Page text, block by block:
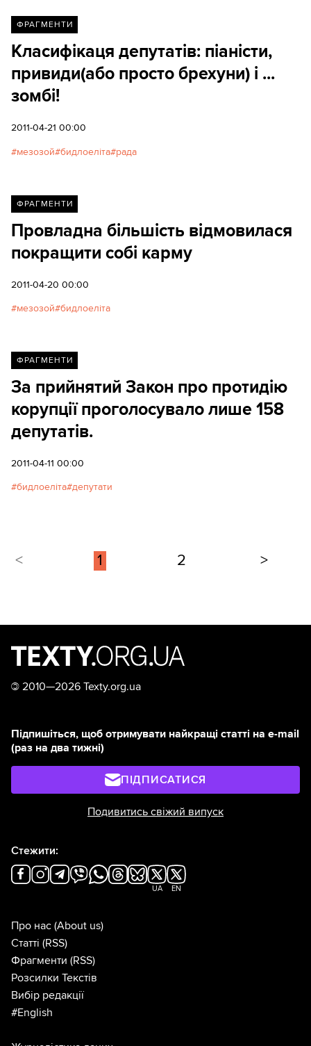
ФРАГМЕНТИ
Класифікаця депутатів: піаністи,
привиди(або просто брехуни) і ...
зомбі!
2011-04-21 00:00
мезозой бидлоеліта рада
ФРАГМЕНТИ
Провладна більшість відмовилася
покращити собі карму
2011-04-20 00:00
мезозой бидлоеліта
ФРАГМЕНТИ
За прийнятий Закон про протидію
корупції проголосувало лише 158
депутатів.
2011-04-11 00:00
бидлоеліта депутати
< 1 2 >
© 2010—2026 Texty.org.ua
Підпишіться, щоб отримувати найкращі статті на e-mail
(раз на два тижні)
ПІДПИСАТИСЯ
Подивитись свіжий випуск
Стежити:
UA EN
Про нас (About us)
Статті (RSS)
Фрагменти (RSS)
Розсилки Текстів
Вибір редакції
#English